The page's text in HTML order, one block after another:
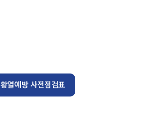
황열예방 사전점검표